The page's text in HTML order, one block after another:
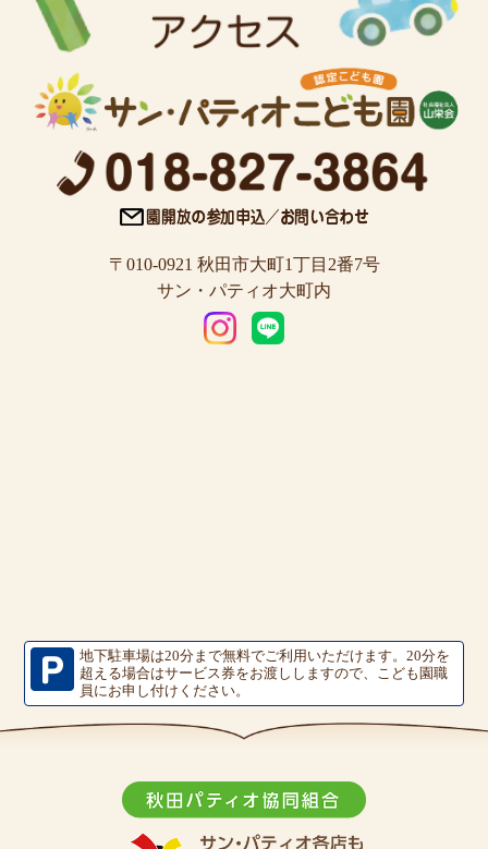
〒010-0921 秋田市大町1丁目2番7号
サン・パティオ大町内
地下駐車場は20分まで無料でご利用いただけます。20分を
超える場合はサービス券をお渡ししますので、こども園職
員にお申し付けください。